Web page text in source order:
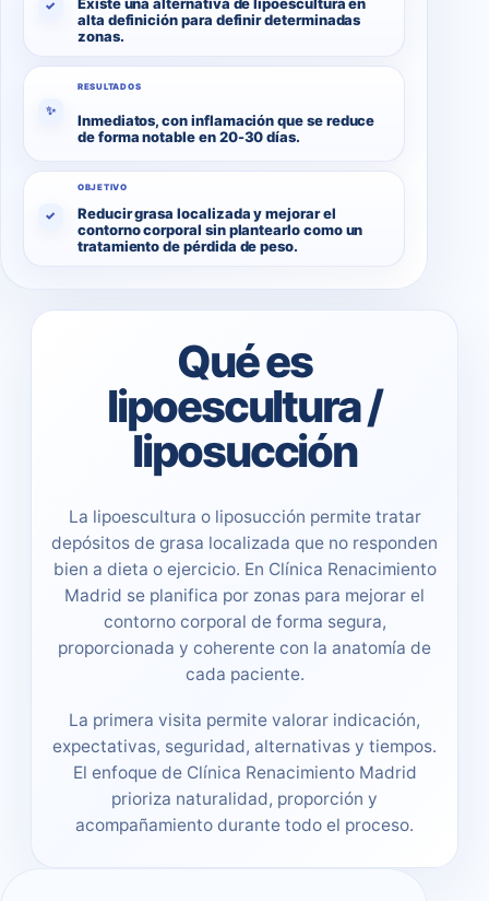
✓
alta definición para definir determinadas
zonas.
✨
RESULTADOS
Inmediatos, con inflamación que se reduce
de forma notable en 20-30 días.
✓
OBJETIVO
Reducir grasa localizada y mejorar el
contorno corporal sin plantearlo como un
tratamiento de pérdida de peso.
Qué es
lipoescultura /
liposucción
La lipoescultura o liposucción permite tratar
depósitos de grasa localizada que no responden
bien a dieta o ejercicio. En Clínica Renacimiento
Madrid se planifica por zonas para mejorar el
contorno corporal de forma segura,
proporcionada y coherente con la anatomía de
cada paciente.
La primera visita permite valorar indicación,
expectativas, seguridad, alternativas y tiempos.
El enfoque de Clínica Renacimiento Madrid
prioriza naturalidad, proporción y
acompañamiento durante todo el proceso.